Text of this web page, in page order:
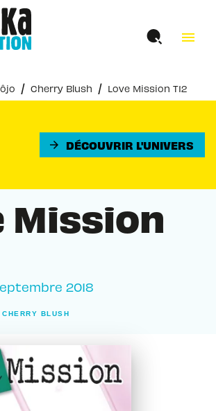
RECHERCHE
menu
/ Cherry Blush / Love Mission T12
arrow_forward DÉCOUVRIR L'UNIVERS
Mission
2018
CHERRY BLUSH